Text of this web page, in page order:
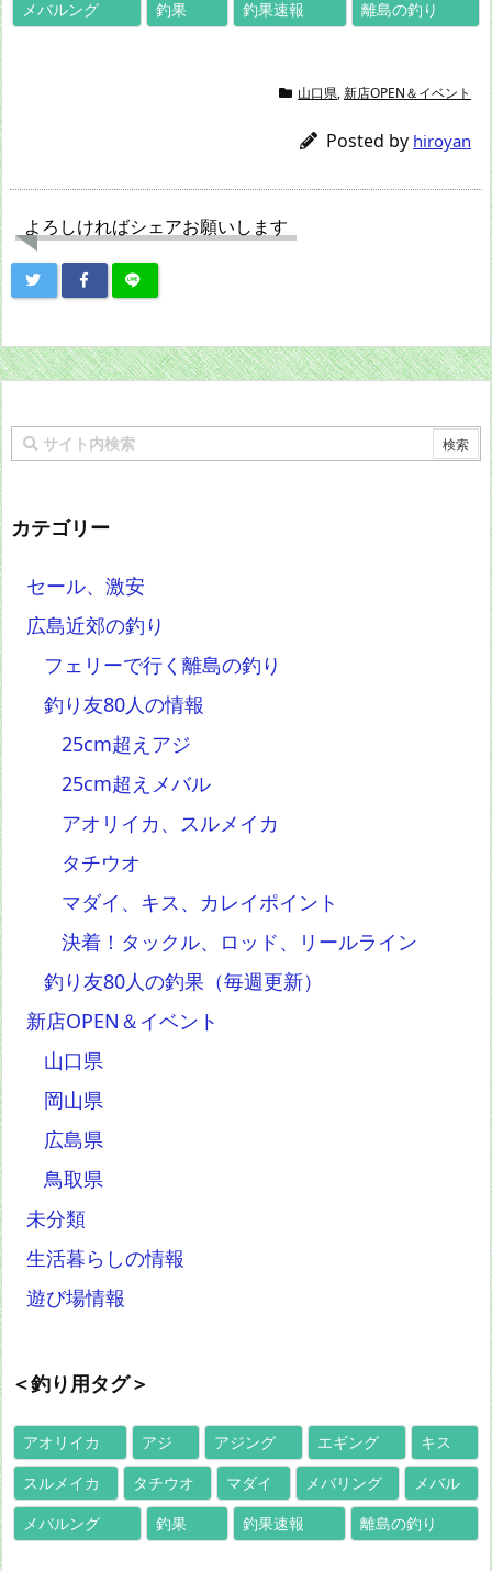
メバルング
釣果 釣果速報 離島の釣り
山口県,新店OPEN＆イベント
Posted by hiroyan
よろしければシェアお願いします
カテゴリー
セール、激安
広島近郊の釣り
フェリーで行く離島の釣り
釣り友80人の情報
25cm超えアジ
25cm超えメバル
アオリイカ、スルメイカ
タチウオ
マダイ、キス、カレイポイント
決着！タックル、ロッド、リールライン
釣り友80人の釣果（毎週更新）
新店OPEN＆イベント
山口県
岡山県
広島県
鳥取県
未分類
生活暮らしの情報
遊び場情報
＜釣り用タグ＞
アオリイカ アジ アジング エギング
キス
スルメイカ
タチウオ マダイ メバリング
メバル
メバルング
釣果 釣果速報 離島の釣り